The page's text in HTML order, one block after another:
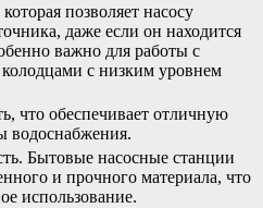
позволяет насосу
даже если он находится
важно для работы с
с низким уровнем
что обеспечивает отличную
водоснабжения.
Бытовые насосные станции
и прочного материала, что
использование.